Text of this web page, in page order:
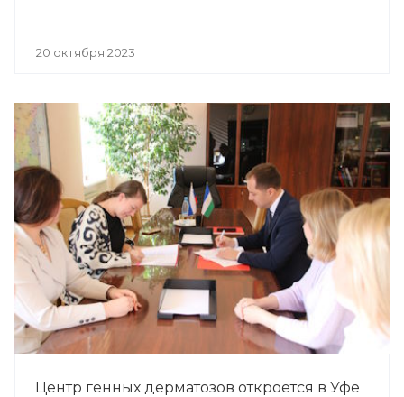
20 октября 2023
Центр генных дерматозов откроется в Уфе